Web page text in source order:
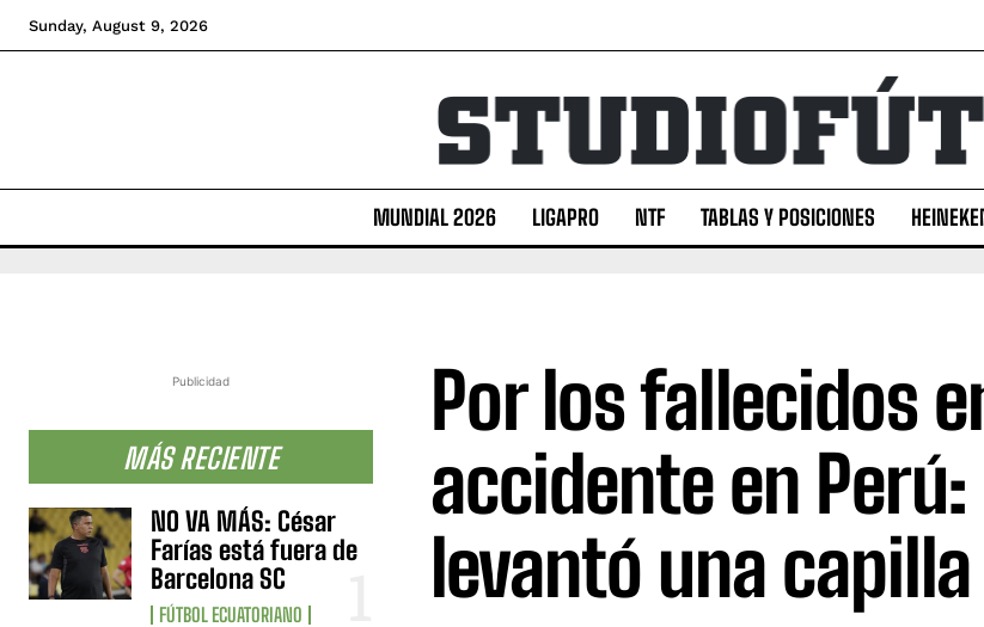
Sunday, August 9, 2026
MUNDIAL 2026 LIGAPRO NTF TABLAS Y POSICIONES
Publicidad
MÁS RECIENTE
NO VA MÁS: César
Farías está fuera de
Barcelona SC
FÚTBOL ECUATORIANO
Por los fallecidos
accidente en Perú:
levantó una